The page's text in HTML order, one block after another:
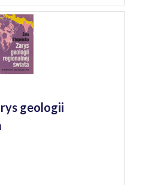
geologii